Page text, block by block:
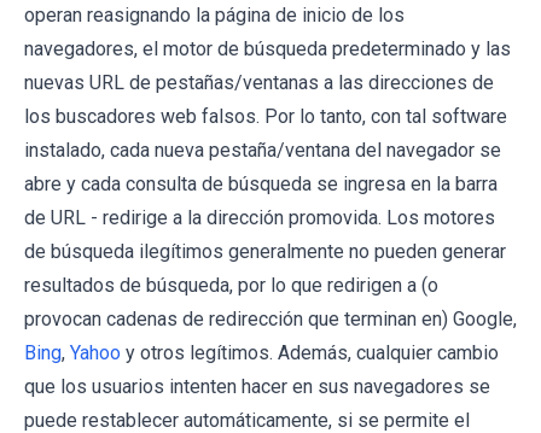
operan reasignando la página de inicio de los
navegadores, el motor de búsqueda predeterminado y las
nuevas URL de pestañas/ventanas a las direcciones de
los buscadores web falsos. Por lo tanto, con tal software
instalado, cada nueva pestaña/ventana del navegador se
abre y cada consulta de búsqueda se ingresa en la barra
de URL - redirige a la dirección promovida. Los motores
de búsqueda ilegítimos generalmente no pueden generar
resultados de búsqueda, por lo que redirigen a (o
provocan cadenas de redirección que terminan en) Google,
Bing, Yahoo y otros legítimos. Además, cualquier cambio
que los usuarios intenten hacer en sus navegadores se
puede restablecer automáticamente, si se permite el